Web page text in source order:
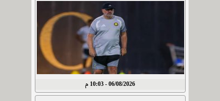
06/08/2026 - 10:03 م